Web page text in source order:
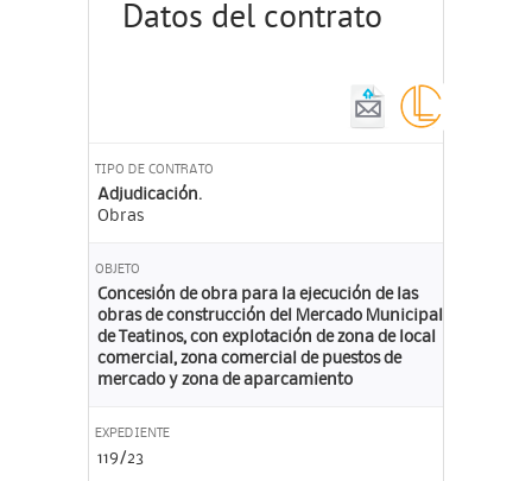
Datos del contrato
TIPO DE CONTRATO
Adjudicación.
Obras
OBJETO
Concesión de obra para la ejecución de las
obras de construcción del Mercado Municipal
de Teatinos, con explotación de zona de local
comercial, zona comercial de puestos de
mercado y zona de aparcamiento
EXPEDIENTE
119/23